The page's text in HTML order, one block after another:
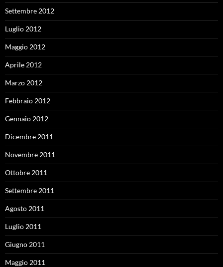
Settembre 2012
Luglio 2012
Maggio 2012
Aprile 2012
Marzo 2012
Febbraio 2012
Gennaio 2012
Dicembre 2011
Novembre 2011
Ottobre 2011
Settembre 2011
Agosto 2011
Luglio 2011
Giugno 2011
Maggio 2011